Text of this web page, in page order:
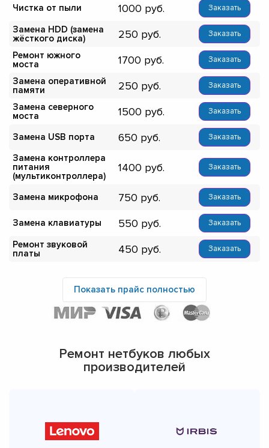
Чистка от пыли 1000 Заказать
Замена HDD (замена
жёсткого диска)
250 Заказать
Ремонт южного
моста
1700 Заказать
Замена оперативной
памяти
250 Заказать
Замена северного
моста
1500 Заказать
Замена USB порта 650 Заказать
Замена контроллера
питания
(мультиконтроллера)
1400 Заказать
Замена микрофона 750 Заказать
Замена клавиатуры 550 Заказать
Ремонт звуковой
платы
450 Заказать
Показать прайс полностью
Ремонт нетбуков любых
производителей